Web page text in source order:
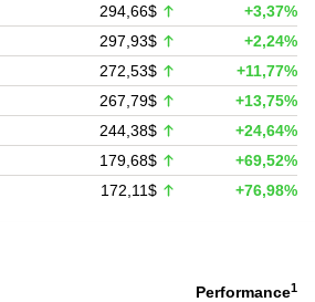
294,66$
+3,37%
297,93$
+2,24%
272,53$
+11,77%
267,79$
+13,75%
244,38$
+24,64%
179,68$
+69,52%
172,11$ +76,98%
Performance1